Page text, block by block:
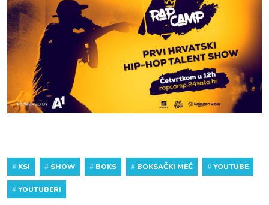
# KSI # SHOW # BOKS # BOKSAČKI MEČ #YOUTUBE
#YOUTUBERI